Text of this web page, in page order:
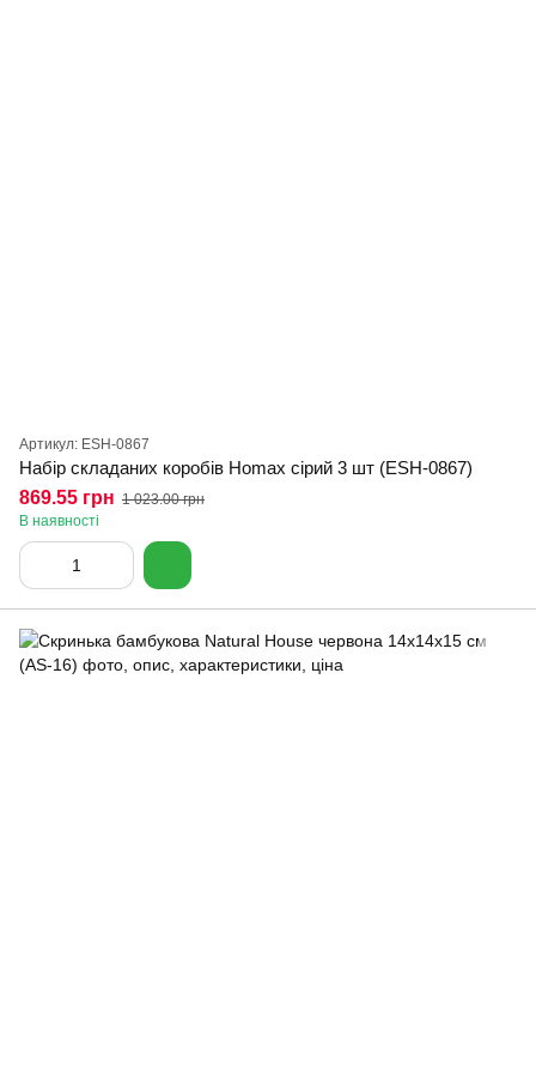
Артикул: ESH-0867
Набір складаних коробів Homax сірий 3 шт (ESH-0867)
869.55 грн 1 023.00 грн
В наявності